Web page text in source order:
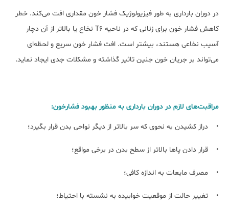
در دوران بارداری به طور فیزیولوژیک فشار خون مقداری افت می‌کند. خطر
کاهش فشار خون برای زنانی که در ناحیه T6 نخاع یا بالاتر از آن دچار
آسیب نخاعی هستند، بیشتر است. افت فشار خون سریع و لحظه‌ای
می‌تواند بر جریان خون جنین تاثیر گذاشته و مشکلات جدی ایجاد نماید.
مراقبت‌های لازم در دوران بارداری به منظور بهبود فشار‌خون:
• دراز کشیدن به نحوی که سر‌ بالا‌تر از دیگر نواحی بدن قرار بگیرد؛
• قرار دادن پاها بالا‌تر از سطح بدن در برخی مواقع؛
• مصرف مایعات به اندازه کافی؛
• تغییر حالت از موقعیت خوابیده به نشسته با احتیاط؛